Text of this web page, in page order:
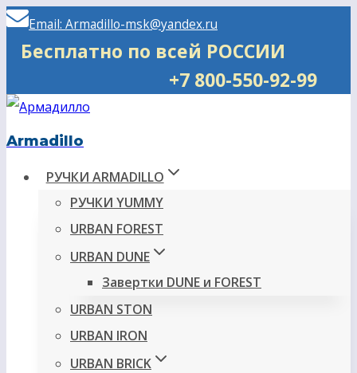
Перейти
Email: Armadillo-msk@yandex.ru
Бесплатно по всей РОССИИ
+7 800-550-92-99
Armadillo
РУЧКИ ARMADILLO
РУЧКИ YUMMY
URBAN FOREST
URBAN DUNE
Завертки DUNE и FOREST
URBAN STON
URBAN IRON
URBAN BRICK